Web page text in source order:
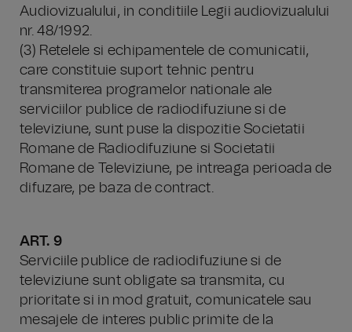
Audiovizualului, in conditiile Legii audiovizualului
nr. 48/1992.
(3) Retelele si echipamentele de comunicatii,
care constituie suport tehnic pentru
transmiterea programelor nationale ale
serviciilor publice de radiodifuziune si de
televiziune, sunt puse la dispozitie Societatii
Romane de Radiodifuziune si Societatii
Romane de Televiziune, pe intreaga perioada de
difuzare, pe baza de contract.
ART. 9
Serviciile publice de radiodifuziune si de
televiziune sunt obligate sa transmita, cu
prioritate si in mod gratuit, comunicatele sau
mesajele de interes public primite de la